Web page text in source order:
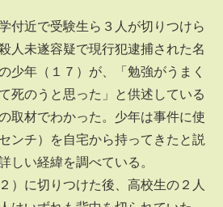
付近で受験生ら３人が切りつけら
人未遂容疑で現行犯逮捕された名
少年（１７）が、「勉強がうまく
死のうと思った」と供述している
取材でわかった。少年は事件に使
ンチ）を自宅から持ってきたと説
しい経緯を調べている。
）に切りつけた後、高校生の２人